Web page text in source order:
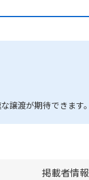
譲渡が期待できます。
掲載者情報